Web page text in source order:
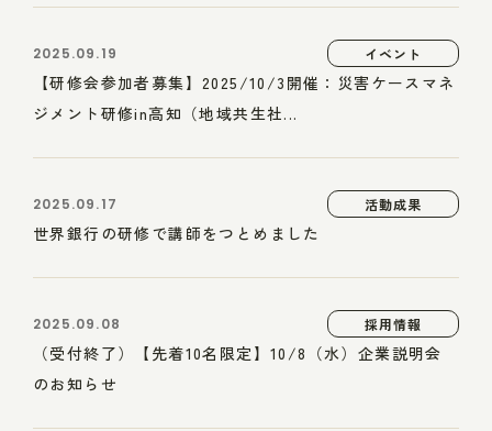
2025.09.19 イベント
【研修会参加者募集】2025/10/3開催：災害ケースマネ
ジメント研修in高知（地域共生社...
2025.09.17 活動成果
世界銀行の研修で講師をつとめました
2025.09.08 採用情報
（受付終了）【先着10名限定】10/8（水）企業説明会
のお知らせ